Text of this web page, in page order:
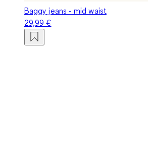
Baggy jeans - mid waist
29,99 €